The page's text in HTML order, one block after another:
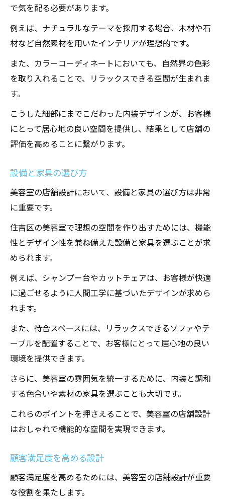
で気を配る必要があります。
例えば、ナチュラルなテーマを採用する場合、木材や石
材など自然素材を用いたインテリアが理想的です。
また、カラーコーディネートにおいても、自然界の色彩
を取り入れることで、リラックスできる空間が生まれま
す。
こうした細部にまでこだわった内装デザインが、お客様
にとって居心地の良い空間を提供し、結果として店舗の
評価を高めることに繋がります。
設備と家具の選び方
美容室の店舗設計において、設備と家具の選び方は非常
に重要です。
住吉区の美容室で理想の空間を作り出すためには、機能
性とデザイン性を兼ね備えた設備と家具を選ぶことが求
められます。
例えば、シャンプー台やカットチェアは、お客様が快適
に過ごせるように人間工学に基づいたデザインが求めら
れます。
また、待合スペースには、リラックスできるソファやテ
ーブルを配置することで、お客様にとって居心地の良い
環境を提供できます。
さらに、美容室の雰囲気を統一するために、内装と調和
する色合いや素材の家具を選ぶことも大切です。
これらのポイントを押さえることで、美容室の店舗設計
はおしゃれで機能的な空間を実現できます。
顧客満足度を高める設計
顧客満足度を高めるためには、美容室の店舗設計が重要
な役割を果たします。